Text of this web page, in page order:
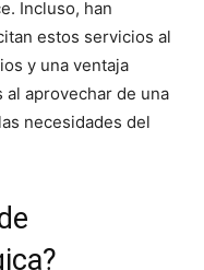
Incluso, han
estos servicios al
y una ventaja
aprovechar de una
necesidades del